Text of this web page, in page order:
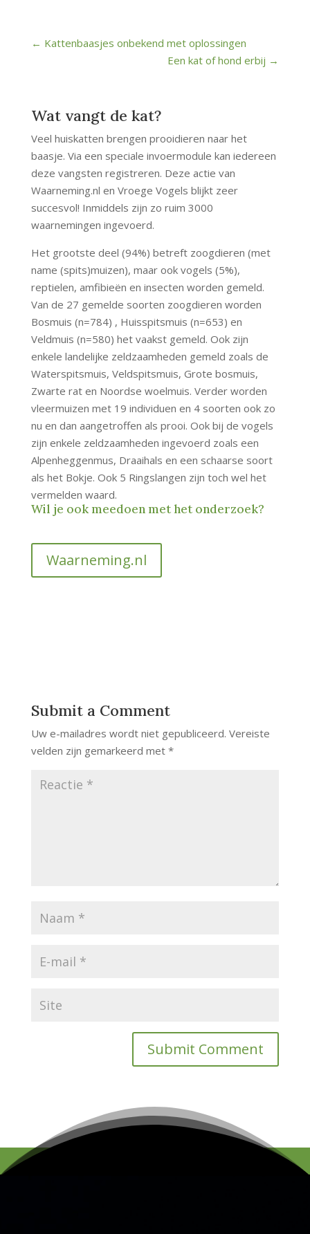
← Kattenbaasjes onbekend met oplossingen
Een kat of hond erbij →
Wat vangt de kat?
Veel huiskatten brengen prooidieren naar het
baasje. Via een speciale invoermodule kan iedereen
deze vangsten registreren. Deze actie van
Waarneming.nl en Vroege Vogels blijkt zeer
succesvol! Inmiddels zijn zo ruim 3000
waarnemingen ingevoerd.
Het grootste deel (94%) betreft zoogdieren (met
name (spits)muizen), maar ook vogels (5%),
reptielen, amfibieën en insecten worden gemeld.
Van de 27 gemelde soorten zoogdieren worden
Bosmuis (n=784) , Huisspitsmuis (n=653) en
Veldmuis (n=580) het vaakst gemeld. Ook zijn
enkele landelijke zeldzaamheden gemeld zoals de
Waterspitsmuis, Veldspitsmuis, Grote bosmuis,
Zwarte rat en Noordse woelmuis. Verder worden
vleermuizen met 19 individuen en 4 soorten ook zo
nu en dan aangetroffen als prooi. Ook bij de vogels
zijn enkele zeldzaamheden ingevoerd zoals een
Alpenheggenmus, Draaihals en een schaarse soort
als het Bokje. Ook 5 Ringslangen zijn toch wel het
vermelden waard.
Wil je ook meedoen met het onderzoek?
Waarneming.nl
Submit a Comment
Uw e-mailadres wordt niet gepubliceerd. Vereiste
velden zijn gemarkeerd met *